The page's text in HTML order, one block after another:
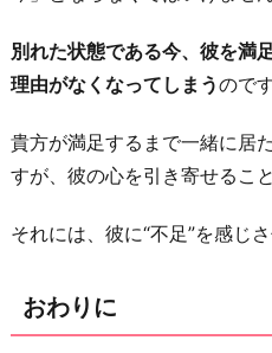
別れた状態である今、彼を満
理由がなくなってしまうのです
貴方が満足するまで一緒に居
すが、彼の心を引き寄せるこ
それには、彼に“不足”を感じ
おわりに